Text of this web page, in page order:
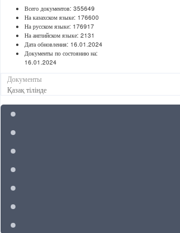
Всего документов: 355649
На казахском языке: 176600
На русском языке: 176917
На английском языке: 2131
Дата обновления: 16.01.2024
Документы по состоянию на:
16.01.2024
Документы
Қазақ тілінде